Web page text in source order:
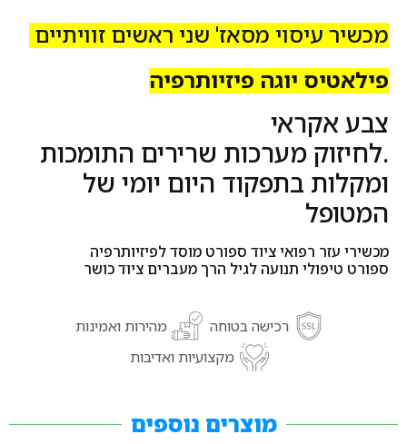
מכשיר עיסוי מסאז' שני ראשים זוויתיים
פילאטיס יוגה פיזיותרפיה
צבע אקראי
.לחיזוק מערכות שרירים התומכות
ומקלות בתפקוד היום יומי של
המטופל
מכשירי עזר רפואי ציוד ספורט מוסד לפיזיותרפיה
ספורט טיפולי תנועה לגיל הרך מעברים ציוד כושר
רכישה בטוחה
מהירות ואמינות
מקצועיות ואדיבות
מוצרים נוספים